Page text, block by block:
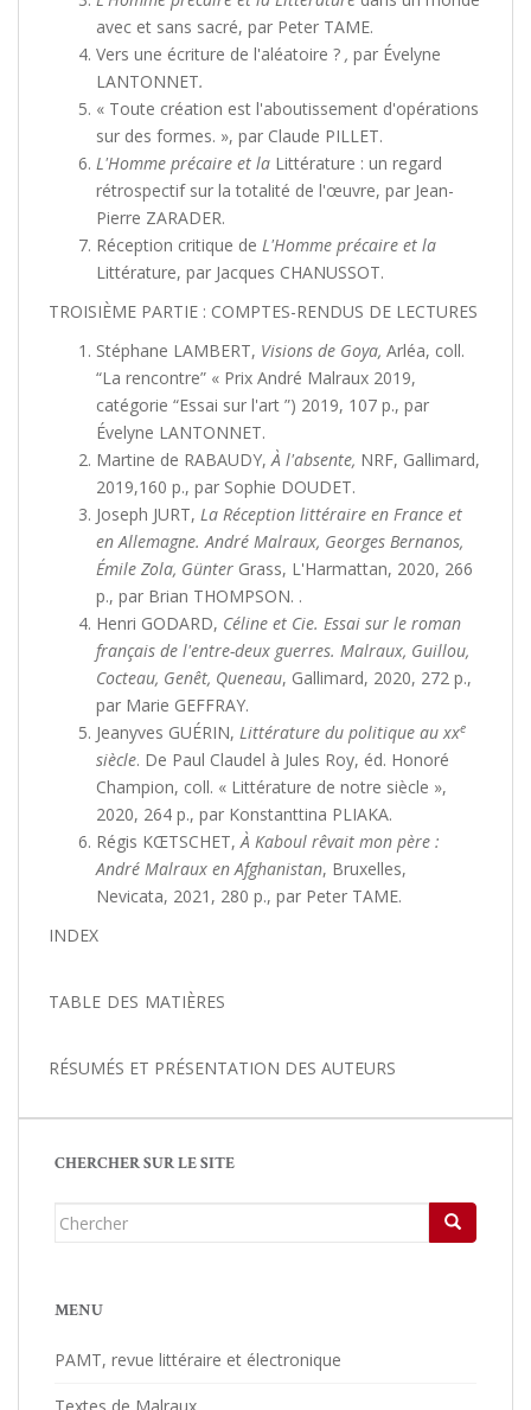
avec et sans sacré, par Peter TAME.
Vers une écriture de l'aléatoire ? , par Évelyne
LANTONNET.
« Toute création est l'aboutissement d'opérations
sur des formes. », par Claude PILLET.
L'Homme précaire et la Littérature : un regard
rétrospectif sur la totalité de l'œuvre, par Jean-
Pierre ZARADER.
Réception critique de L'Homme précaire et la
Littérature, par Jacques CHANUSSOT.
TROISIÈME PARTIE : COMPTES-RENDUS DE LECTURES
Stéphane LAMBERT, Visions de Goya, Arléa, coll.
“La rencontre” « Prix André Malraux 2019,
catégorie “Essai sur l'art ”) 2019, 107 p., par
Évelyne LANTONNET.
Martine de RABAUDY,À l'absente, NRF, Gallimard,
2019,160 p., par Sophie DOUDET.
Joseph JURT, La Réception littéraire en France et
en Allemagne. André Malraux, Georges Bernanos,
Émile Zola, Günter Grass, L'Harmattan, 2020, 266
p., par Brian THOMPSON. .
Henri GODARD, Céline et Cie. Essai sur le roman
français de l'entre-deux guerres. Malraux, Guillou,
Cocteau, Genêt, Queneau, Gallimard, 2020, 272 p.,
par Marie GEFFRAY.
Jeanyves GUÉRIN, Littérature du politique au xxe
siècle. De Paul Claudel à Jules Roy, éd. Honoré
Champion, coll. « Littérature de notre siècle »,
2020, 264 p., par Konstanttina PLIAKA.
Régis KŒTSCHET,À Kaboul rêvait mon père :
André Malraux en Afghanistan, Bruxelles,
Nevicata, 2021, 280 p., par Peter TAME.
INDEX
TABLE DES MATIÈRES
RÉSUMÉS ET PRÉSENTATION DES AUTEURS
CHERCHER SUR LE SITE
Chercher...
MENU
PAMT, revue littéraire et électronique